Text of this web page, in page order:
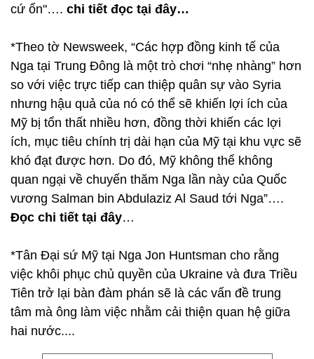
cứ ổn"…. chi tiết đọc tại đây…
*Theo tờ Newsweek, “Các hợp đồng kinh tế của
Nga tại Trung Đông là một trò chơi “nhẹ nhàng” hơn
so với việc trực tiếp can thiệp quân sự vào Syria
nhưng hậu quả của nó có thể sẽ khiến lợi ích của
Mỹ bị tổn thất nhiều hơn, đồng thời khiến các lợi
ích, mục tiêu chính trị dài hạn của Mỹ tại khu vực sẽ
khó đạt được hơn. Do đó, Mỹ không thể không
quan ngại về chuyến thăm Nga lần này của Quốc
vương Salman bin Abdulaziz Al Saud tới Nga”….
Đọc chi tiết tại đây…
*Tân Đại sứ Mỹ tại Nga Jon Huntsman cho rằng
việc khôi phục chủ quyền của Ukraine và đưa Triều
Tiên trở lại bàn đàm phán sẽ là các vấn đề trung
tâm mà ông làm việc nhằm cải thiện quan hệ giữa
hai nước....